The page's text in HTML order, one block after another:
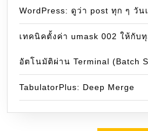
WordPress: ดูว่า post ทุก ๆ วัน
เทคนิคตั้งค่า umask 002 ให้กับ
อัตโนมัติผ่าน Terminal (Batch
TabulatorPlus: Deep Merge